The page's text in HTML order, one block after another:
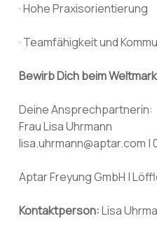
· Hohe Praxisorientierung
· Teamfähigkeit und
Bewirb Dich beim
Deine Ansprechpartnerin:
Frau Lisa Uhrmann
lisa.uhrmann@aptar.com |
Aptar Freyung GmbH |
Kontaktperson:Lisa